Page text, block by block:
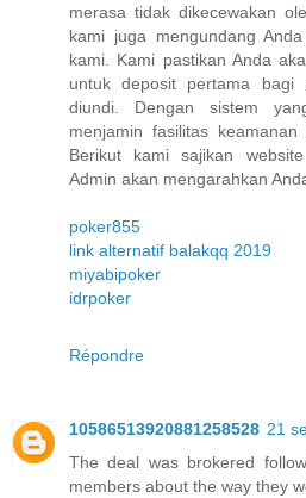
merasa tidak dikecewakan
kami juga mengundang
kami. Kami pastikan Anda
untuk deposit pertama bagi
diundi. Dengan sistem
menjamin fasilitas
Berikut kami sajikan
Admin akan mengarahkan
poker855
link alternatif balakqq 2019
miyabipoker
idrpoker
Répondre
10586513920881258528 21
The deal was brokered
members about the way they